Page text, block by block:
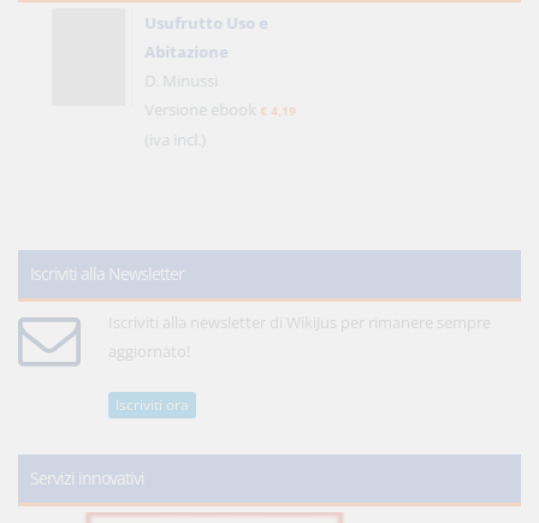
Usufrutto Uso e
Abitazione
D. Minussi
Versione ebook € 4,19
(iva incl.)
Iscriviti alla Newsletter
Iscriviti alla newsletter di WikiJus per rimanere sempre
aggiornato!
Iscriviti ora
Servizi innovativi